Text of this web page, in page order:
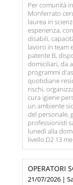
Per comunità
Monferrato
laurea in
esperienza,
disabili,
lavoro in team
patente B,
domiciliari, da
programmi
quotidiane
rischi,
cura igiene
un ambiente
del personale,
professionisti
lunedì alla
livello D2 13
OPERATORI
21/07/2026 |